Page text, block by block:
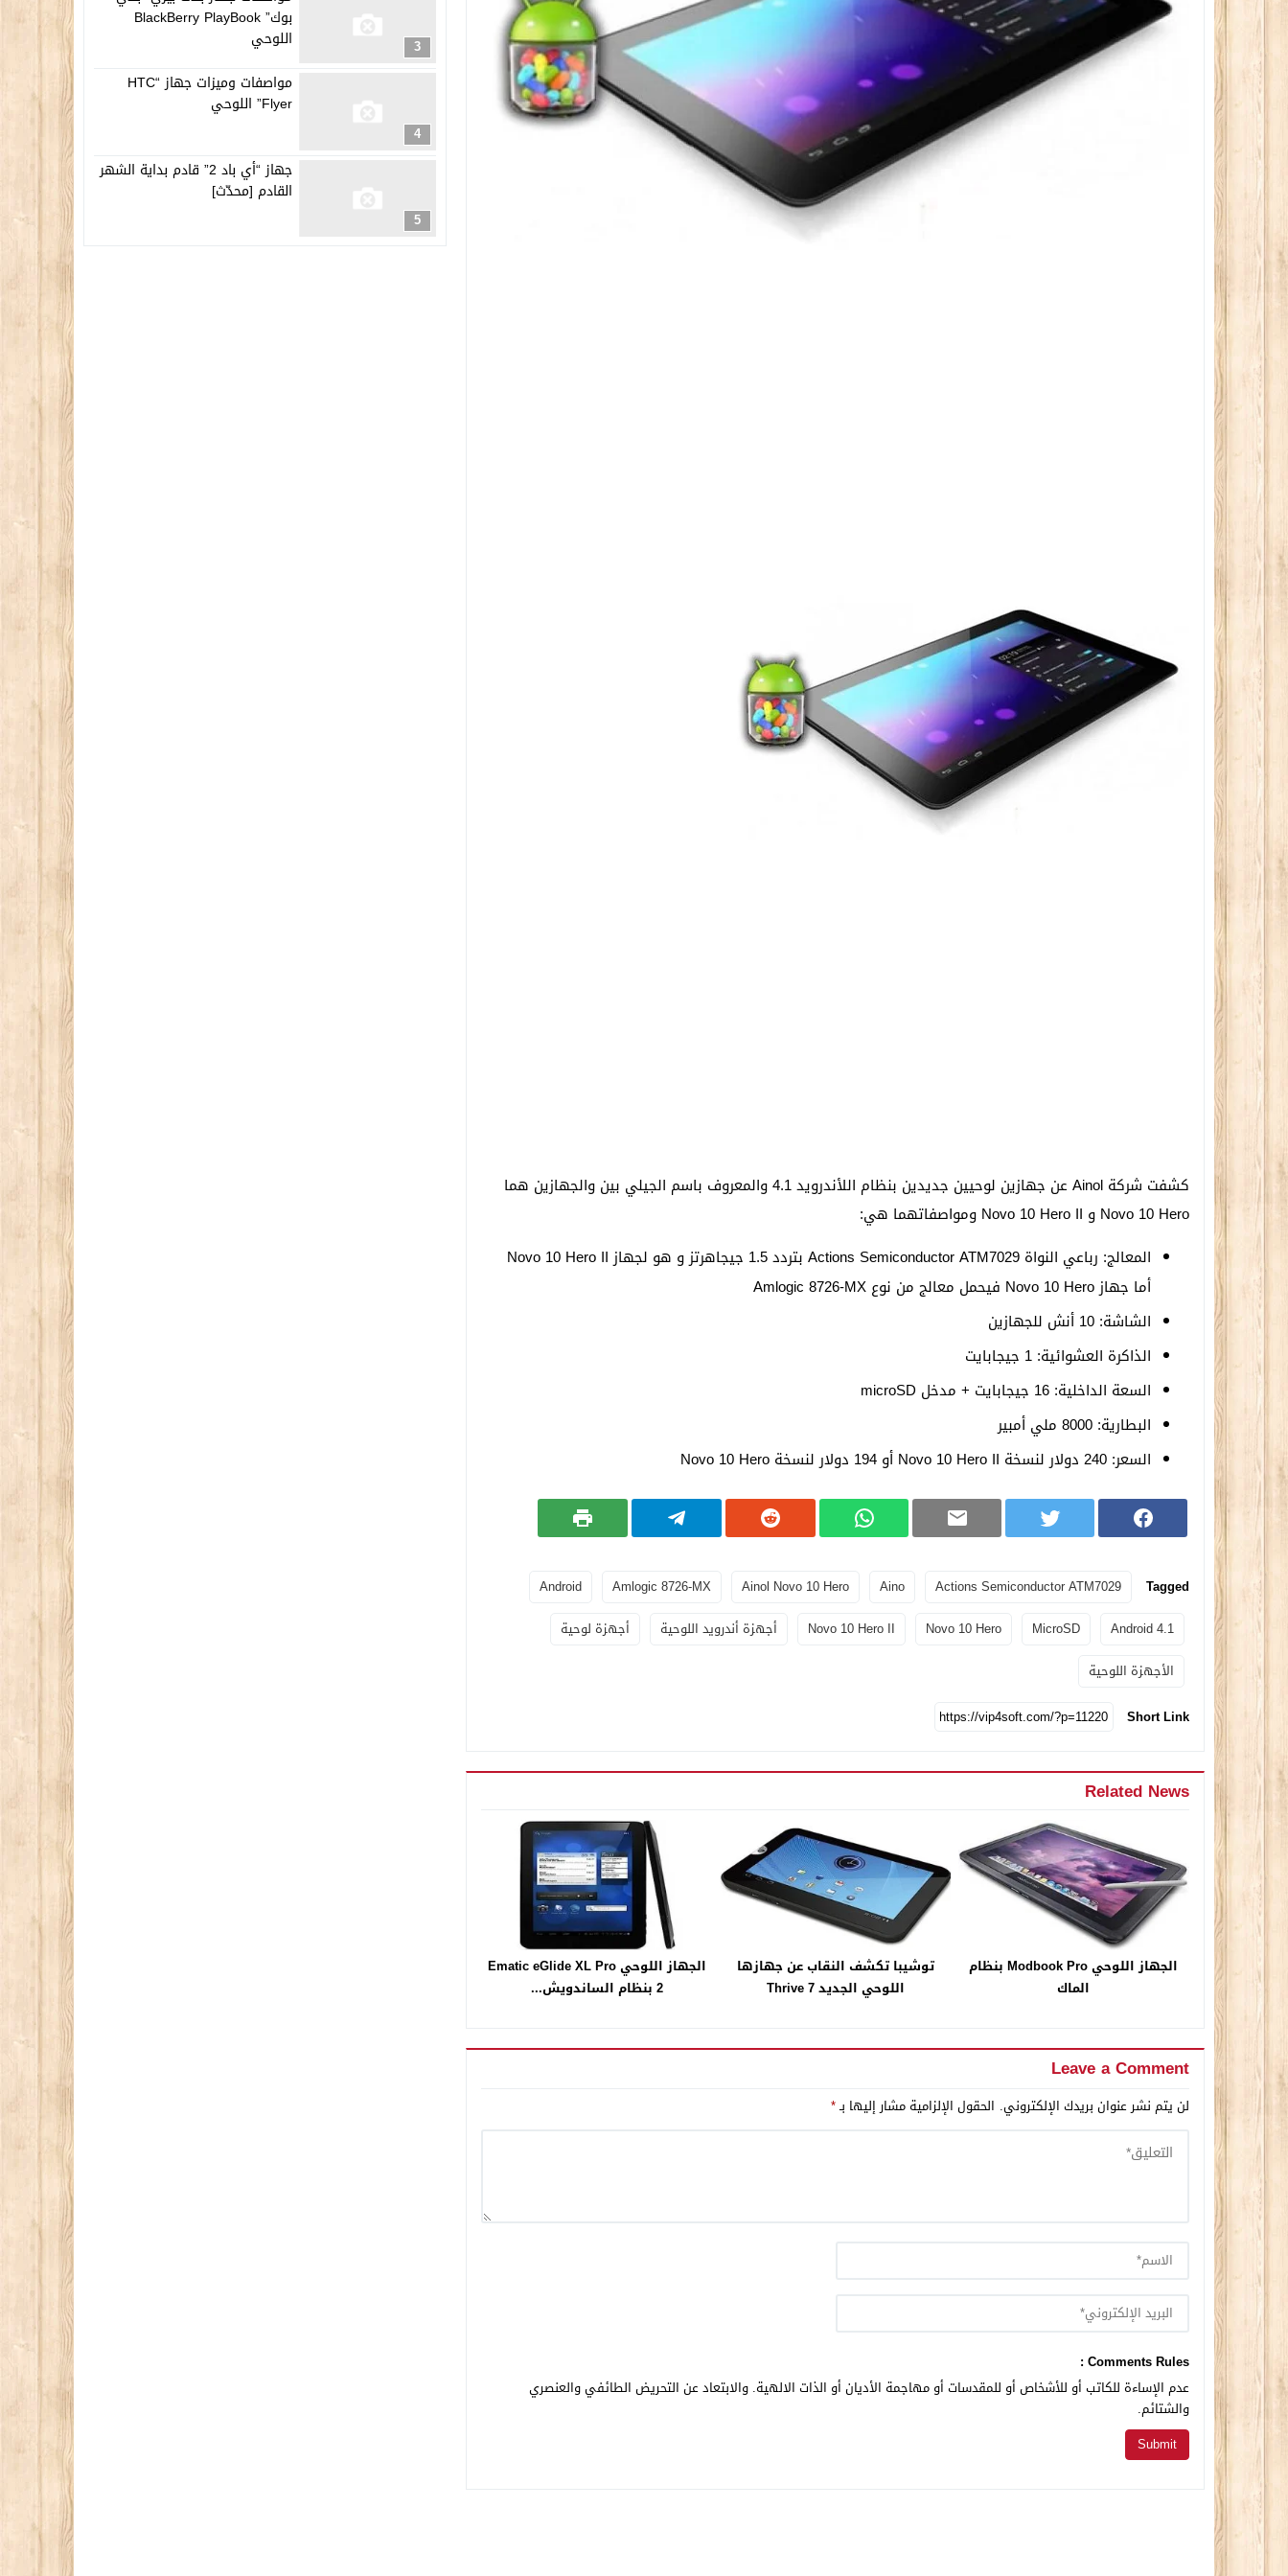
كشفت شركة Ainol عن جهازين لوحيين جديدين بنظام اللأندرويد 4.1 والمعروف باسم الجيلي بين والجهازين هما
Novo 10 Hero و Novo 10 Hero II ومواصفاتهما هي:
المعالج: رباعي النواة Actions Semiconductor ATM7029 بتردد 1.5 جيجاهرتز و هو لجهاز Novo 10 Hero II
أما جهاز Novo 10 Hero فيحمل معالج من نوع Amlogic 8726-MX
الشاشة: 10 أنش للجهازين
الذاكرة العشوائية: 1 جيجابايت
السعة الداخلية: 16 جيجابايت + مدخل microSD
البطارية: 8000 ملي أمبير
السعر: 240 دولار لنسخة Novo 10 Hero II أو 194 دولار لنسخة Novo 10 Hero
Tagged
Actions Semiconductor ATM7029
Aino
Ainol Novo 10 Hero
Amlogic 8726-MX
Android
Android 4.1
MicroSD
Novo 10 Hero
Novo 10 Hero II أجهزة أندرويد اللوحية
أجهزة لوحية
الأجهزة اللوحية
Short Link
Related News
الجهاز اللوحي Modbook Pro بنظام
الماك
توشيبا تكشف النقاب عن جهازها
اللوحي الجديد Thrive 7
الجهاز اللوحي Ematic eGlide XL Pro
2 بنظام الساندويش...
Leave a Comment
لن يتم نشر عنوان بريدك الإلكتروني. الحقول الإلزامية مشار إليها بـ*
Comments Rules :
عدم الإساءة للكاتب أو للأشخاص أو للمقدسات أو مهاجمة الأديان أو الذات الالهية. والابتعاد عن التحريض الطائفي والعنصري
والشتائم.
3
بوك” BlackBerry PlayBook
اللوحي
4
مواصفات وميزات جهاز “HTC
Flyer” اللوحي
5
جهاز “أي باد 2” قادم بداية الشهر
القادم [محدّث]